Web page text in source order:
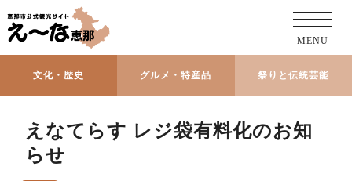
文化・歴史 グルメ・特産品 祭りと伝統芸能
MENU
えなてらす レジ袋有料化のお知
らせ